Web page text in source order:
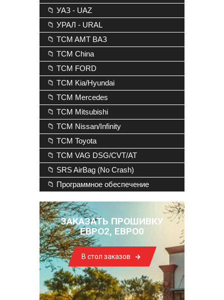
📁 УАЗ - UAZ
📁 УРАЛ - URAL
📁 TCM AMT ВАЗ
📁 TCM China
📁 TCM FORD
📁 TCM Kia/Hyundai
📁 TCM Mercedes
📁 TCM Mitsubishi
📁 TCM Nissan/Infinity
📁 TCM Toyota
📁 TCM VAG DSG/CVT/AT
📁 SRS AirBag (No Crash)
📁 Программное обеспечение
ЗАКАЗАТЬ ПРОШИВКУ
ЕВРО2, ЕВРО0
В стол заказов